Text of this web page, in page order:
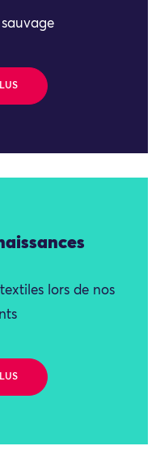
lors de nos